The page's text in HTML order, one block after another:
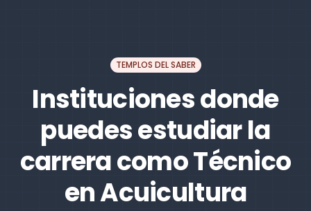
TEMPLOS DEL SABER
Instituciones donde
puedes estudiar la
carrera como Técnico
en Acuicultura